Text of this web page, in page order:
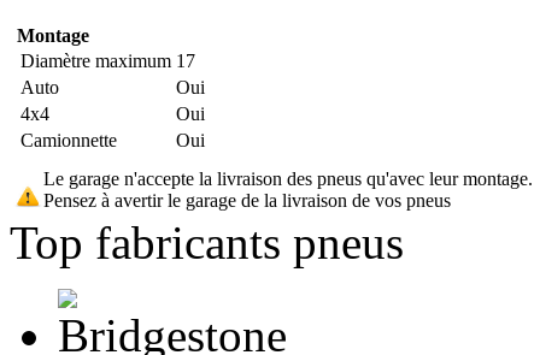
Montage
Diamètre maximum 17
Auto
Oui
4x4
Oui
Camionnette
Oui
Le garage n'accepte la livraison des pneus qu'avec leur montage.
Pensez à avertir le garage de la livraison de vos pneus
Top fabricants pneus